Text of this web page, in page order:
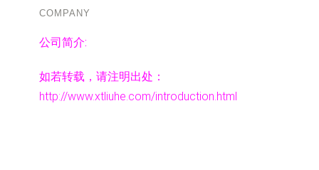
COMPANY
公司简介:
如若转载，请注明出处：
http://www.xtliuhe.com/introduction.html